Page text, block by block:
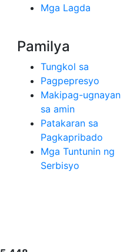
Mga Lagda
Pamilya
Tungkol sa
Pagpepresyo
Makipag-ugnayan
sa amin
Patakaran sa
Pagkapribado
Mga Tuntunin ng
Serbisyo